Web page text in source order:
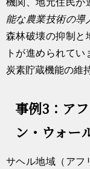
能な農業技術の導
森林破壊の抑制と
トが進められて
炭素貯蔵機能の維
事例3：ア
ン・ウォー
サヘル地域（アフ